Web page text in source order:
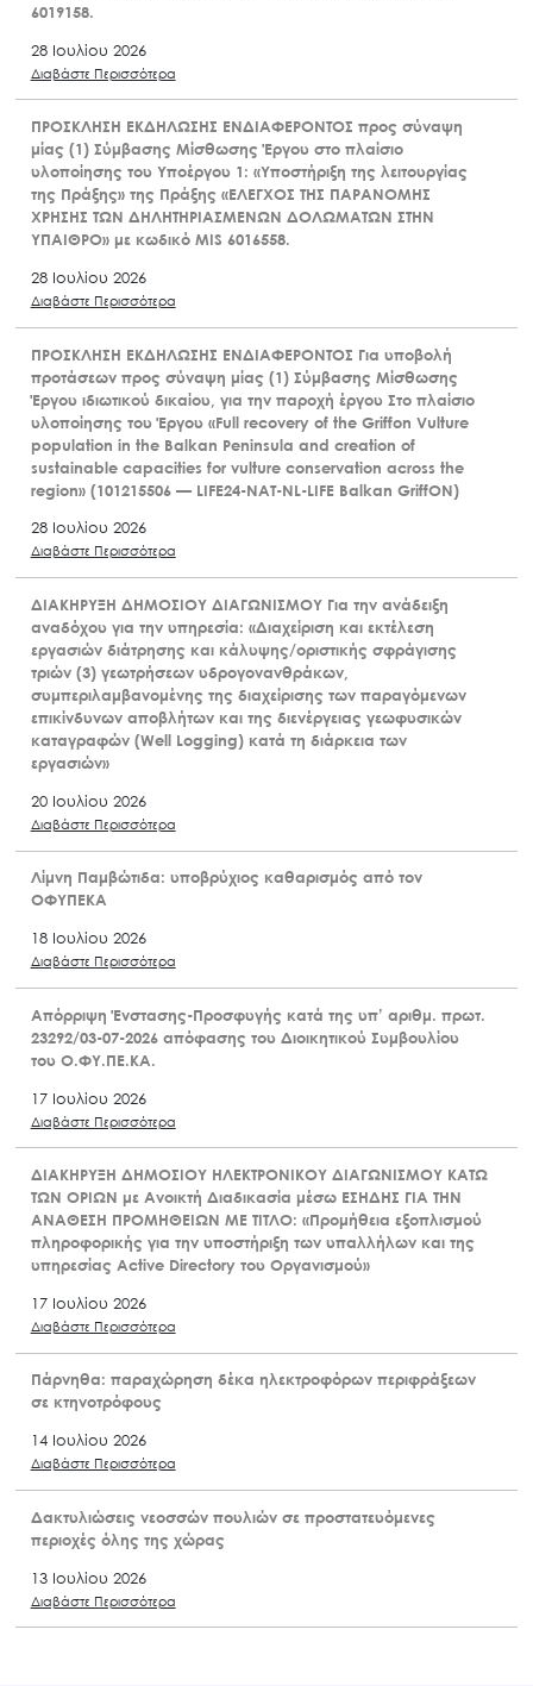
6019158.
28 Ιουλίου 2026
Διαβάστε Περισσότερα
ΠΡΟΣΚΛΗΣΗ ΕΚΔΗΛΩΣΗΣ ΕΝΔΙΑΦΕΡΟΝΤΟΣ προς σύναψη
μίας (1) Σύμβασης Μίσθωσης Έργου στο πλαίσιο
υλοποίησης του Υποέργου 1: «Υποστήριξη της λειτουργίας
της Πράξης» της Πράξης «ΕΛΕΓΧΟΣ ΤΗΣ ΠΑΡΑΝΟΜΗΣ
ΧΡΗΣΗΣ ΤΩΝ ΔΗΛΗΤΗΡΙΑΣΜΕΝΩΝ ΔΟΛΩΜΑΤΩΝ ΣΤΗΝ
ΥΠΑΙΘΡΟ» με κωδικό MIS 6016558.
28 Ιουλίου 2026
Διαβάστε Περισσότερα
ΠΡΟΣΚΛΗΣΗ ΕΚΔΗΛΩΣΗΣ ΕΝΔΙΑΦΕΡΟΝΤΟΣ Για υποβολή
προτάσεων προς σύναψη μίας (1) Σύμβασης Μίσθωσης
Έργου ιδιωτικού δικαίου, για την παροχή έργου Στο πλαίσιο
υλοποίησης του Έργου «Full recovery of the Griffon Vulture
population in the Balkan Peninsula and creation of
sustainable capacities for vulture conservation across the
region» (101215506 — LIFE24-NAT-NL-LIFE Balkan GriffON)
28 Ιουλίου 2026
Διαβάστε Περισσότερα
ΔΙΑΚΗΡΥΞΗ ΔΗΜΟΣΙΟΥ ΔΙΑΓΩΝΙΣΜΟΥ Για την ανάδειξη
αναδόχου για την υπηρεσία: «Διαχείριση και εκτέλεση
εργασιών διάτρησης και κάλυψης/οριστικής σφράγισης
τριών (3) γεωτρήσεων υδρογονανθράκων,
συμπεριλαμβανομένης της διαχείρισης των παραγόμενων
επικίνδυνων αποβλήτων και της διενέργειας γεωφυσικών
καταγραφών (Well Logging) κατά τη διάρκεια των
εργασιών»
20 Ιουλίου 2026
Διαβάστε Περισσότερα
Λίμνη Παμβώτιδα: υποβρύχιος καθαρισμός από τον
ΟΦΥΠΕΚΑ
18 Ιουλίου 2026
Διαβάστε Περισσότερα
Απόρριψη Ένστασης-Προσφυγής κατά της υπ’ αριθμ. πρωτ.
23292/03-07-2026 απόφασης του Διοικητικού Συμβουλίου
του Ο.ΦΥ.ΠΕ.ΚΑ.
17 Ιουλίου 2026
Διαβάστε Περισσότερα
ΔΙΑΚΗΡΥΞΗ ΔΗΜΟΣΙΟΥ ΗΛΕΚΤΡΟΝΙΚΟΥ ΔΙΑΓΩΝΙΣΜΟΥ ΚΑΤΩ
ΤΩΝ ΟΡΙΩΝ με Ανοικτή Διαδικασία μέσω ΕΣΗΔΗΣ ΓΙΑ ΤΗΝ
ΑΝΑΘΕΣΗ ΠΡΟΜΗΘΕΙΩΝ ΜΕ ΤΙΤΛΟ: «Προμήθεια εξοπλισμού
πληροφορικής για την υποστήριξη των υπαλλήλων και της
υπηρεσίας Active Directory του Οργανισμού»
17 Ιουλίου 2026
Διαβάστε Περισσότερα
Πάρνηθα: παραχώρηση δέκα ηλεκτροφόρων περιφράξεων
σε κτηνοτρόφους
14 Ιουλίου 2026
Διαβάστε Περισσότερα
Δακτυλιώσεις νεοσσών πουλιών σε προστατευόμενες
περιοχές όλης της χώρας
13 Ιουλίου 2026
Διαβάστε Περισσότερα